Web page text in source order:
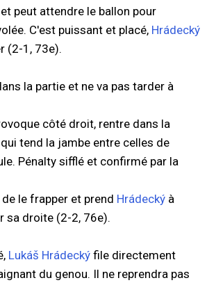
peut attendre le ballon pour
C'est puissant et placé, Hrádecký
(2-1, 73e).
la partie et ne va pas tarder à
côté droit, rentre dans la
qui tend la jambe entre celles de
Pénalty sifflé et confirmé par la
le frapper et prend Hrádecký à
sa droite (2-2, 76e).
Lukáš Hrádecký file directement
du genou. Il ne reprendra pas